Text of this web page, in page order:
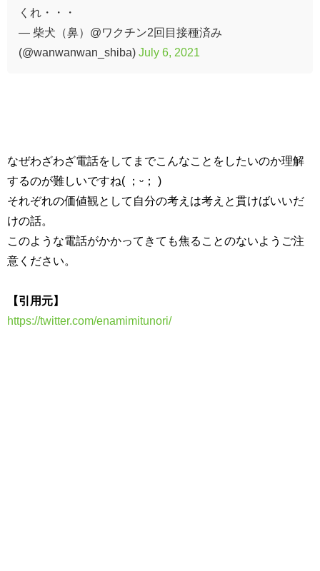
くれ・・・
— 柴犬（鼻）@ワクチン2回目接種済み
(@wanwanwan_shiba) July 6, 2021
なぜわざわざ電話をしてまでこんなことをしたいのか理解
するのが難しいですね( ；ᵕ； )
それぞれの価値観として自分の考えは考えと貫けばいいだ
けの話。
このような電話がかかってきても焦ることのないようご注
意ください。
【引用元】
https://twitter.com/enamimitunori/